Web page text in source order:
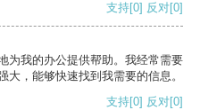
支持[0] 反对[0]
为我的办公提供帮助。我经常需要
，能够快速找到我需要的信息。
支持[0] 反对[0]